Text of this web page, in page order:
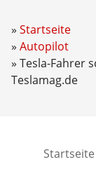
Startseite
Autopilot
Tesla-Fahrer
Teslamag.de
Startseite